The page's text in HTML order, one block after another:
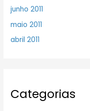
junho 2011
maio 2011
abril 2011
Categorias